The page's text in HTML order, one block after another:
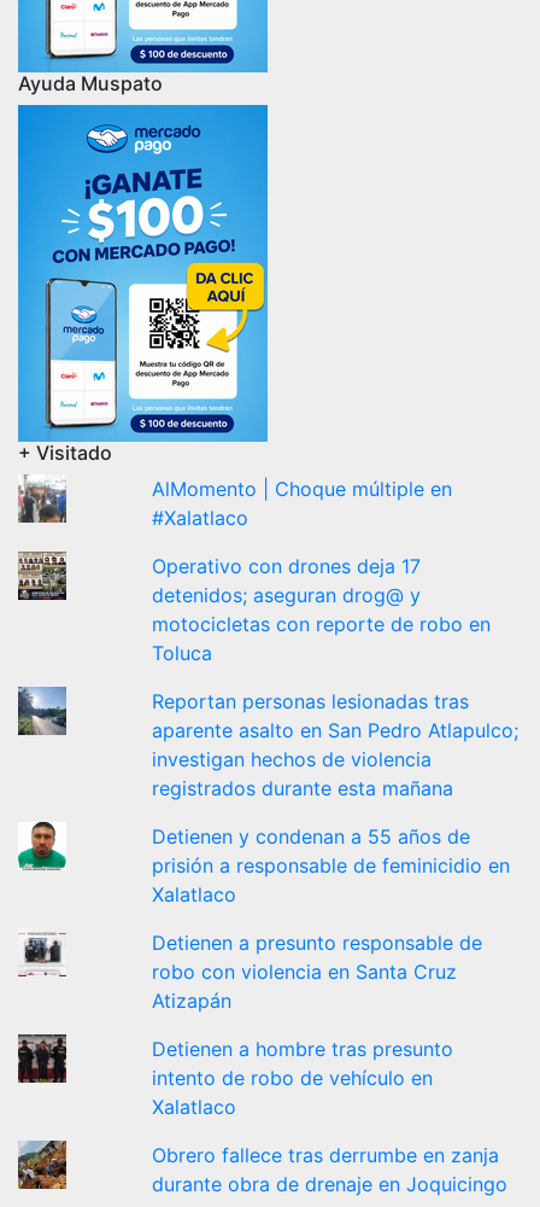
Ayuda Muspato
+ Visitado
AlMomento | Choque múltiple en
#Xalatlaco
Operativo con drones deja 17
detenidos; aseguran drog@ y
motocicletas con reporte de robo en
Toluca
Reportan personas lesionadas tras
aparente asalto en San Pedro Atlapulco;
investigan hechos de violencia
registrados durante esta mañana
Detienen y condenan a 55 años de
prisión a responsable de feminicidio en
Xalatlaco
Detienen a presunto responsable de
robo con violencia en Santa Cruz
Atizapán
Detienen a hombre tras presunto
intento de robo de vehículo en
Xalatlaco
Obrero fallece tras derrumbe en zanja
durante obra de drenaje en Joquicingo